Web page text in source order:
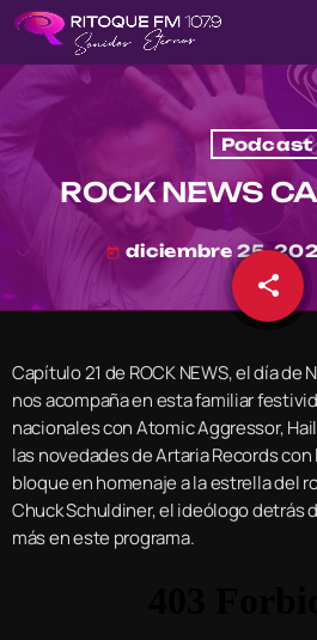
Podcast
ROCK NEWS
today diciembre 25,
share
email
Capítulo 21 de ROCK NEWS, el día de
nos acompaña en esta familiar
nacionales con Atomic Aggressor,
las novedades de Artaria Records
bloque en homenaje a la estrella del
Chuck Schuldiner, el ideólogo detrás
más en este programa.